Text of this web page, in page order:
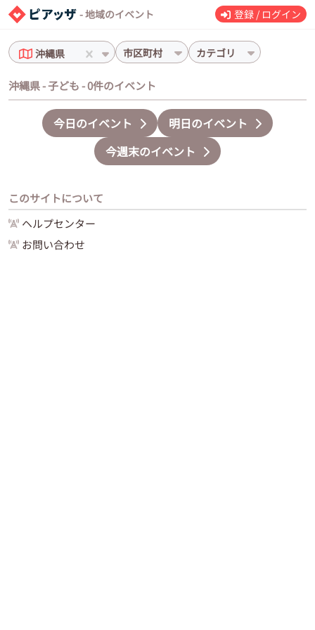
- 地域のイベント 登録 / ログイン
沖縄県 市区町村 カテゴリ
沖縄県 - 子ども - 0件のイベント
今日のイベント
明日のイベント
今週末のイベント
このサイトについて
ヘルプセンター
お問い合わせ